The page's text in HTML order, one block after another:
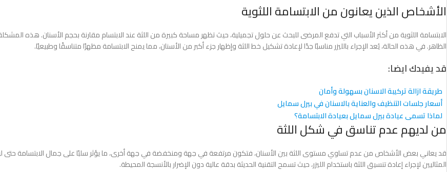
الأشخاص الذين يعانون من الابتسامة اللثوية
الابتسامة اللثوية من أكثر الأسباب التي تدفع المرضى للبحث عن حلول تجميلية، حيث تظهر مساحة كبيرة من اللثة عند الابتسام مقارنة بحجم الأسنان. هذه
الظاهر. في هذه الحالة، يُعد الإجراء بالليزر مناسبًا جدًا لإعادة تشكيل خط اللثة وإظهار جزء أكبر من الأسنان، مما يمنح الابتسامة مظهرًا متناسقًا وطبيعيًا.
قد يفيدك ايضا:
طريقة ازالة تركيبة الاسنان بسهولة وأمان
أسعار جلسات التنظيف والعناية بالاسنان في بيرل سمايل
لماذا تسمى عيادة بيرل سمايل بعيادة الابتسامة؟
من لديهم عدم تناسق في شكل اللثة
قد يعاني بعض الأشخاص من عدم تساوي مستوى اللثة بين الأسنان، فتكون مرتفعة في جهة ومنخفضة في جهة أخرى، ما يؤثر سلبًا على جمال الابتسامة حتى
المثاليين لإجراء إعادة تنسيق اللثة باستخدام الليزر، حيث تسمح التقنية الحديثة بدقة عالية دون الإضرار بالأنسجة المحيطة.